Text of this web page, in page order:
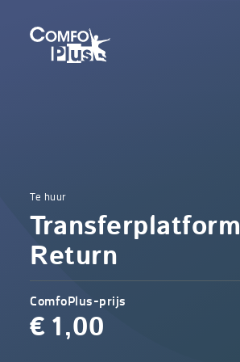
Home
Uitleendienst
Transferplatform
Return
Comfoplus
-
Te huur
Transferplatform
Return
ComfoPlus-prijs
€ 1,00
navigatieComfoPlus